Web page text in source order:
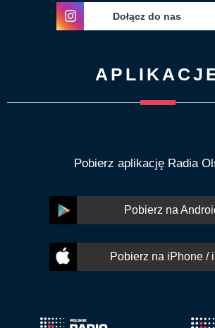
Dołącz do nas
Pobierz aplikację Radia
Pobierz na
Pobierz na iPhone /